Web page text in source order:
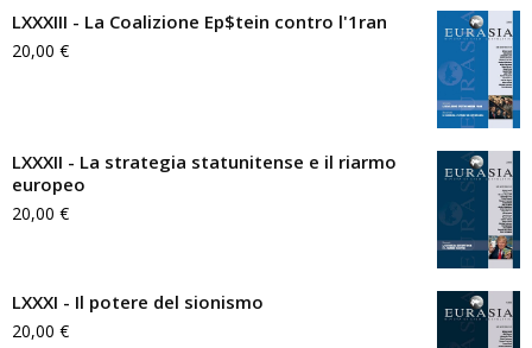
LXXXIII - La Coalizione Ep$tein contro l'1ran
20,00 €
LXXXII - La strategia statunitense e il riarmo
europeo
20,00 €
LXXXI - Il potere del sionismo
20,00 €